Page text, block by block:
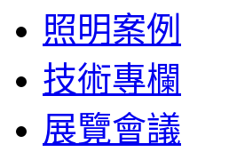
照明案例
技術專欄
展覽會議